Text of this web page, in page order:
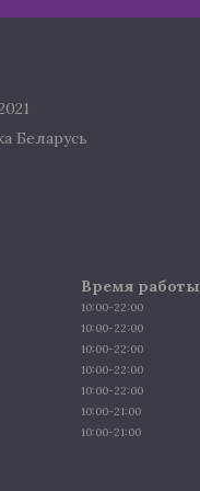
Беларусь
Время работы
10:00-22:00
10:00-22:00
10:00-22:00
10:00-22:00
10:00-22:00
10:00-21:00
10:00-21:00